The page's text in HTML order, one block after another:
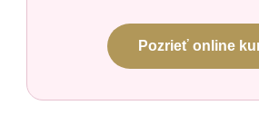
Pozrieť online